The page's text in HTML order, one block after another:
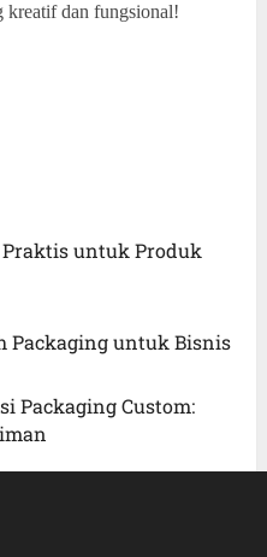
kreatif dan fungsional!
Praktis untuk Produk
Packaging untuk Bisnis
Packaging Custom: